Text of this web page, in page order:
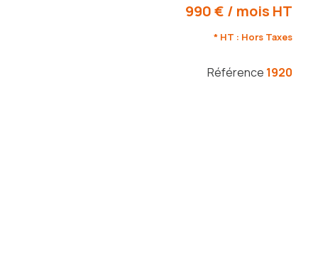
990 € / mois HT
* HT : Hors Taxes
Référence 1920